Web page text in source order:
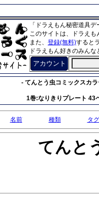
「ドラえもん秘密道具
このサイトは、ドラえ
また、 登録(無料)すると
ドラえもん好きのみん
アカウント
- てんとう虫コミックスカ
1巻:なりきりプレート 43
名前 種類 タグ
てんと